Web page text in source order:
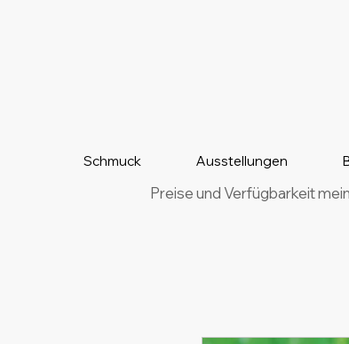
Schmuck Ausstellungen
Preise und Verfügbarkeit